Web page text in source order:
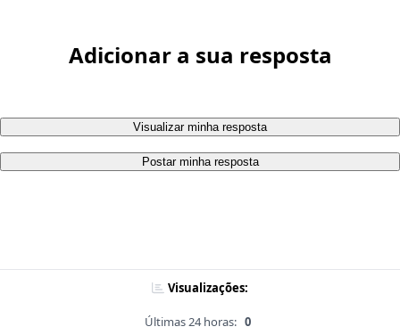
Adicionar a sua resposta
Visualizar minha resposta
Postar minha resposta
Visualizações:
Últimas 24 horas: 0